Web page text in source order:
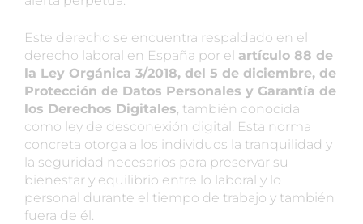
Este derecho se encuentra respaldado en el
derecho laboral en España por el artículo 88 de
la Ley Orgánica 3/2018, del 5 de diciembre, de
Protección de Datos Personales y Garantía de
los Derechos Digitales, también conocida
como ley de desconexión digital. Esta norma
concreta otorga a los individuos la tranquilidad y
la seguridad necesarios para preservar su
bienestar y equilibrio entre lo laboral y lo
personal durante el tiempo de trabajo y también
fuera de él.